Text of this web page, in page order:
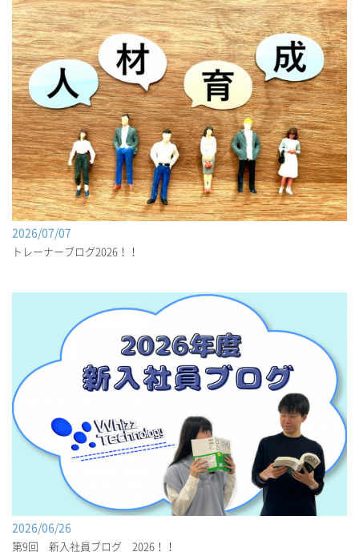
2026/07/07
トレーナーブログ2026！！
2026/06/26
第9回 新入社員ブログ 2026！！